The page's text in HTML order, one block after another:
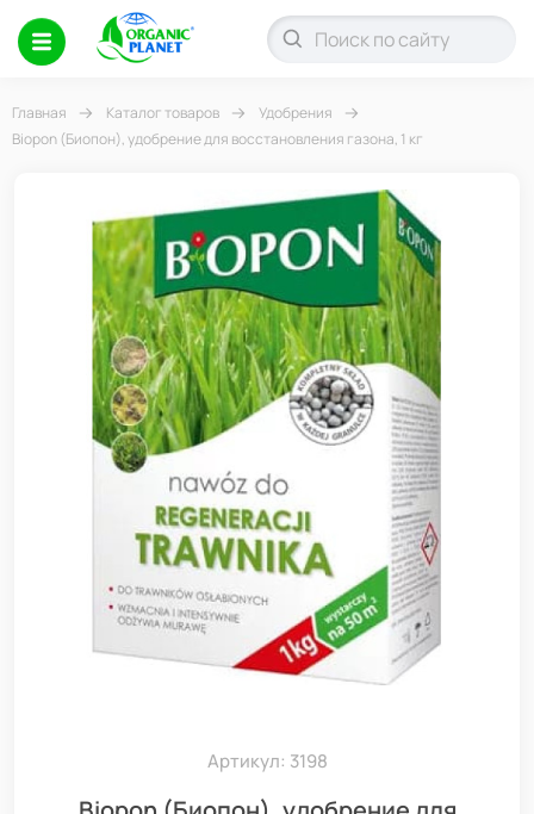
Главная Каталог товаров
Удобрения
Biopon (Биопон), удобрение для восстановления газона, 1 кг
Артикул: 3198